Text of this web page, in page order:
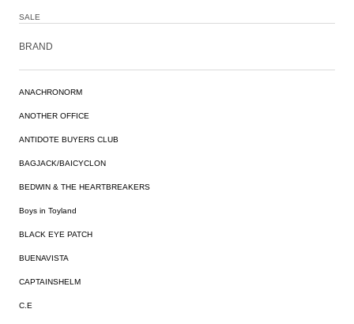
SALE
BRAND
ANACHRONORM
ANOTHER OFFICE
ANTIDOTE BUYERS CLUB
BAGJACK/BAICYCLON
BEDWIN & THE HEARTBREAKERS
Boys in Toyland
BLACK EYE PATCH
BUENAVISTA
CAPTAINSHELM
C.E